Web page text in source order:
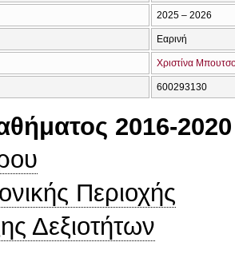
2025 – 2026
Εαρινή
Χριστίνα
600293130
2016-2020
Περιοχής
Δεξιοτήτων